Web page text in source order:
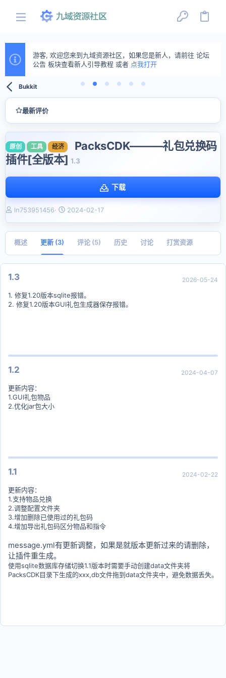
游客, 欢迎您来到九域资源社区，如果您是新人，请前往 论坛
公告 板块查看新人引导教程 或者 点我打开
Bukkit
最新评价
原创 工具 经济
PacksCDK———礼包兑换码
插件[全版本] 1.3
下载
作
ln753951456
创
2024-02-17
概述 更新 (3) 评论 (5) 历史 讨论 打赏资源
1.3 2026-05-24
1. 修复1.20版本sqlite报错。
2. 修复1.20版本GUI礼包生成器保存报错。
1.2 2024-04-07
更新内容：
1.GUI礼包物品
2.优化jar包大小
1.1 2024-02-22
更新内容：
1.支持物品兑换
2.调整配置文件夹
3.增加删除已使用过的礼包码
4.增加导出礼包码区分物品和指令
message.yml有更新调整，如果是就版本更新过来的请删除，
让插件重生成。
使用sqlite数据库存储切换1.1版本时需要手动创建data文件夹将
PacksCDK目录下生成的xxx,db文件拖到data文件夹中，避免数据丢失。